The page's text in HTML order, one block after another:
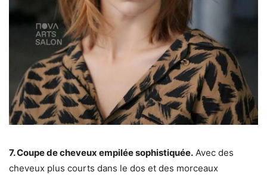
7. Coupe de cheveux empilée sophistiquée. Avec des
cheveux plus courts dans le dos et des morceaux